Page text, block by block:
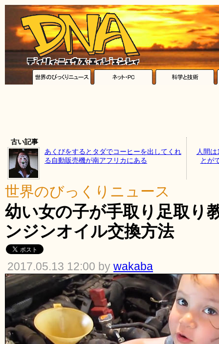
古い記事
あくびをするとタダでコーヒーを出してくれ
る自動販売機が南アフリカにある
人間
とが
世界のびっくりニュース
幼い女の子が手取り足取り
ンジンオイル交換方法
2017.05.13 12:00 by wakaba